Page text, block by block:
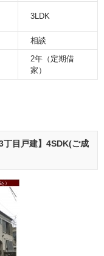
3LDK
相談
2年（定期借
家）
丁目戸建】4SDK(ご成